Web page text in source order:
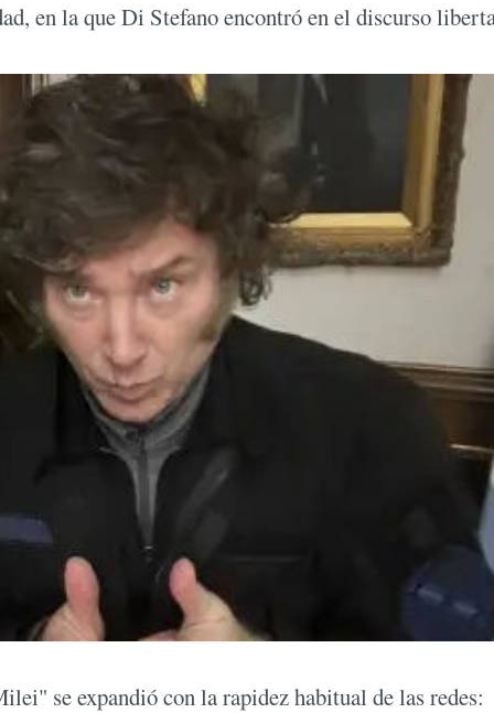
en la que Di Stefano encontró en el discurso
se expandió con la rapidez habitual de las redes: